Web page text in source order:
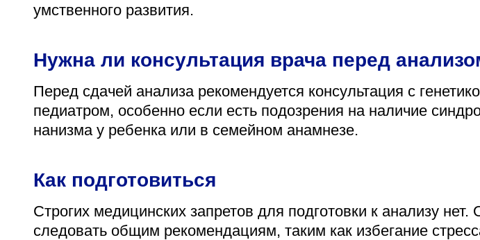
умственного развития.
Нужна ли консультация врача перед
Перед сдачей анализа рекомендуется консультация с
педиатром, особенно если есть подозрения на наличие
нанизма у ребенка или в семейном анамнезе.
Как подготовиться
Строгих медицинских запретов для подготовки к анализу
следовать общим рекомендациям, таким как избегание